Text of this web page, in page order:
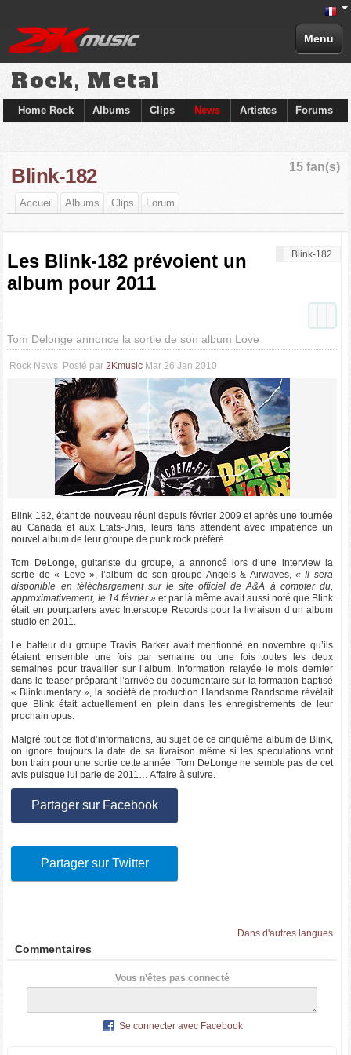
Menu
Rock, Metal
Home Rock Albums Clips News Artistes Forums
15 fan(s)
Blink-182
Accueil Albums Clips Forum
Blink-182
Les Blink-182 prévoient un
album pour 2011
Tom Delonge annonce la sortie de son album Love
Rock News Posté par2Kmusic Mar 26 Jan 2010
Blink 182, étant de nouveau réuni depuis février 2009 et après une tournée
au Canada et aux Etats-Unis, leurs fans attendent avec impatience un
nouvel album de leur groupe de punk rock préféré.
Tom DeLonge, guitariste du groupe, a annoncé lors d’une interview la
sortie de « Love », l’album de son groupe Angels & Airwaves, « Il sera
disponible en téléchargement sur le site officiel de A&A à compter du,
approximativement, le 14 février »et par là même avait aussi noté que Blink
était en pourparlers avec Interscope Records pour la livraison d’un album
studio en 2011.
Le batteur du groupe Travis Barker avait mentionné en novembre qu’ils
étaient ensemble une fois par semaine ou une fois toutes les deux
semaines pour travailler sur l’album. Information relayée le mois dernier
dans le teaser préparant l’arrivée du documentaire sur la formation baptisé
« Blinkumentary », la société de production Handsome Randsome révélait
que Blink était actuellement en plein dans les enregistrements de leur
prochain opus.
Malgré tout ce flot d’informations, au sujet de ce cinquième album de Blink,
on ignore toujours la date de sa livraison même si les spéculations vont
bon train pour une sortie cette année. Tom DeLonge ne semble pas de cet
avis puisque lui parle de 2011… Affaire à suivre.
Partager sur Facebook
Partager sur Twitter
Dans d'autres langues
Commentaires
Vous n'êtes pas connecté
Se connecter avec Facebook